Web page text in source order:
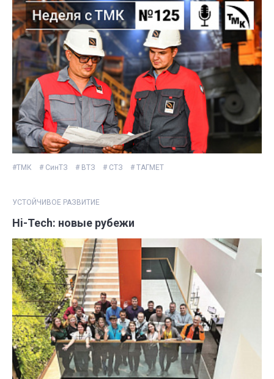
#ТМК # СинТЗ # ВТЗ # СТЗ # ТАГМЕТ
УСТОЙЧИВОЕ РАЗВИТИЕ
Hi-Tech: новые рубежи